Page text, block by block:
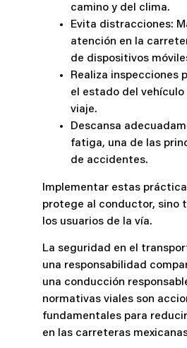
camino y del clima.
Evita distracciones:
atención en la
de dispositivos
Realiza inspecciones
el estado del
viaje.
Descansa
fatiga, una de las
de accidentes.
Implementar estas
protege al conductor, sino
los usuarios de la vía.
La seguridad en el
una responsabilidad
una conducción
normativas viales son
fundamentales para
en las carreteras